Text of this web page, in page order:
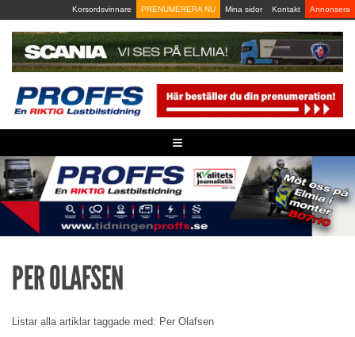
to
content
Korsordsvinnare PRENUMERERA NU Mina sidor Kontakt Annonsera
≡
PER OLAFSEN
Listar alla artiklar taggade med: Per Olafsen